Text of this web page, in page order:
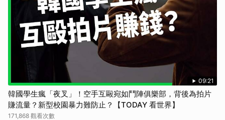
09:21
韓國學生瘋「夜叉」！空手互毆宛如鬥陣俱樂部，背後為拍片
賺流量？新型校園暴力難防止？【TODAY 看世界】
171,868 觀看次數